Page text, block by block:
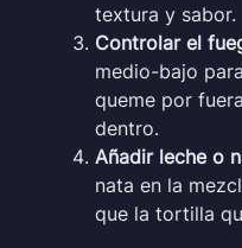
textura y sabor.
Controlar el
medio-bajo
queme por
dentro.
Añadir leche o
nata en la
que la tortilla